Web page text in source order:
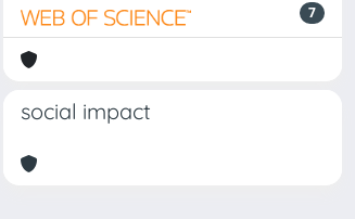
7
social impact